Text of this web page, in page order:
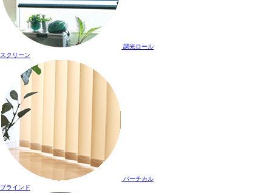
調光ロール
スクリーン
バーチカル
ブラインド